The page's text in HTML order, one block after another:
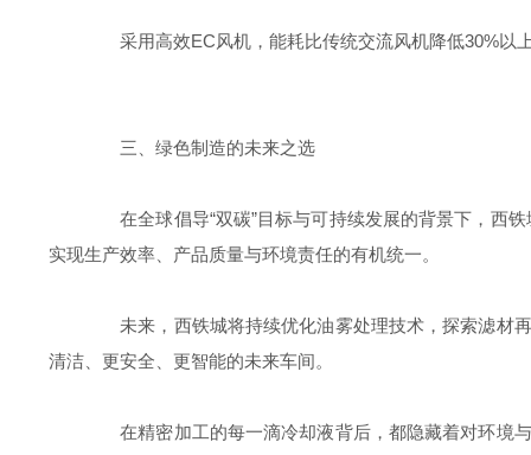
采用高效EC风机，能耗比传统交流风机降低30%以
三、绿色制造的未来之选
在全球倡导“双碳”目标与可持续发展的背景下，西铁
实现生产效率、产品质量与环境责任的有机统一。
未来，西铁城将持续优化油雾处理技术，探索滤材再
清洁、更安全、更智能的未来车间。
在精密加工的每一滴冷却液背后，都隐藏着对环境与